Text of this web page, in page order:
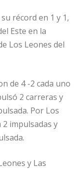
récord en 1 y 1,
Este en la
Los Leones del
de 4 -2 cada uno
2 carreras y
Por Los
2 impulsadas y
y Las